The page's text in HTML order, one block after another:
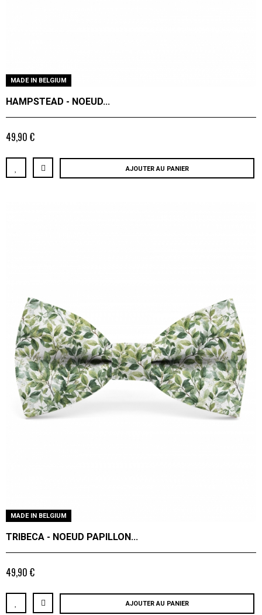
MADE IN BELGIUM
HAMPSTEAD - NOEUD...
49,90 €
AJOUTER AU PANIER
MADE IN BELGIUM
TRIBECA - NOEUD PAPILLON...
49,90 €
AJOUTER AU PANIER